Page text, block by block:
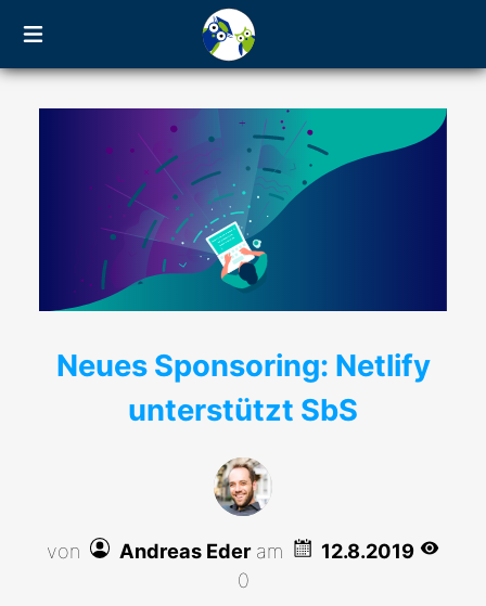
Neues Sponsoring: Netlify
unterstützt SbS
von Andreas Ederam
12.8.2019
0